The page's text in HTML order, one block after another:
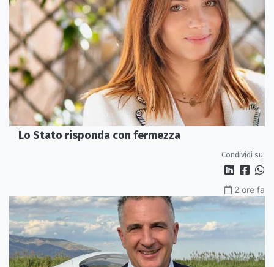
Lo Stato risponda con fermezza
Condividi su:
2 ore fa